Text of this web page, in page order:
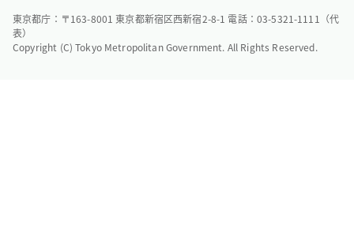
東京都庁：〒163-8001 東京都新宿区西新宿2-8-1 電話：03-5321-1111（代
表）
Copyright (C) Tokyo Metropolitan Government. All Rights Reserved.